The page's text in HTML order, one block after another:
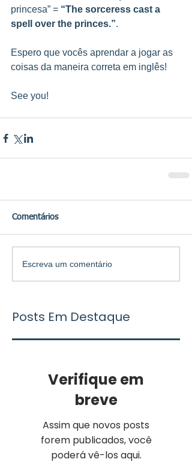
princesa” = “The sorceress cast a
spell over the princes.”.
Espero que vocês aprendar a jogar as
coisas da maneira correta em inglês!
See you!
Comentários
Escreva um comentário
Posts Em Destaque
Verifique em
breve
Assim que novos posts
forem publicados, você
poderá vê-los aqui.